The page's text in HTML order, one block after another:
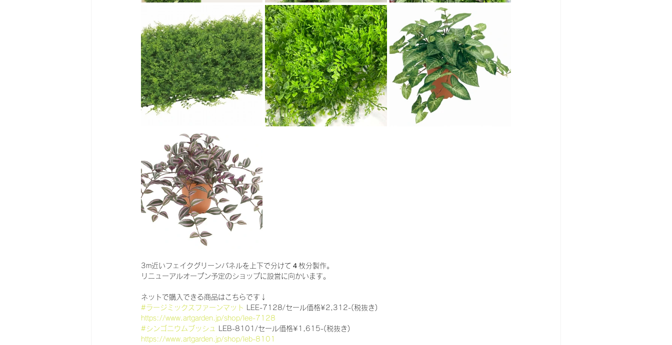
3m近いフェイクグリーンパネルを上下で分けて４枚分製作。
リニューアルオープン予定のショップに設営に向かいます。
ネットで購入できる商品はこちらです↓
#ラージミックスファーンマット
LEE-7128/セール価格¥2,312-(税抜き)
https://www.artgarden.jp/shop/lee-7128
#シンゴニウムブッシュ
LEB-8101/セール価格¥1,615-(税抜き)
https://www.artgarden.jp/shop/leb-8101